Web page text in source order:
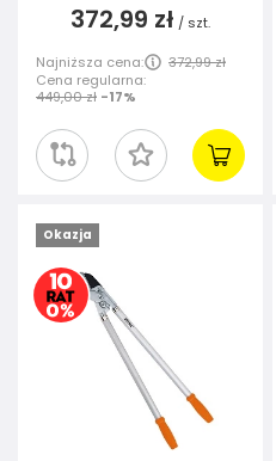
372,99 zł / szt.
Najniższa cena:
372,99 zł
Cena regularna:
449,00 zł -17%
Okazja